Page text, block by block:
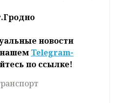
новости
нашем Telegram-
по ссылке!